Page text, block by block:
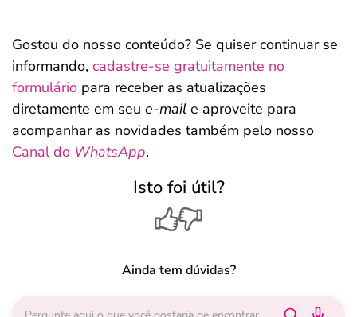
Gostou do nosso conteúdo? Se quiser continuar se
informando, cadastre-se gratuitamente no
formulário para receber as atualizações
diretamente em seu e-mail e aproveite para
acompanhar as novidades também pelo nosso
Canal do WhatsApp.
Isto foi útil?
Ainda tem dúvidas?